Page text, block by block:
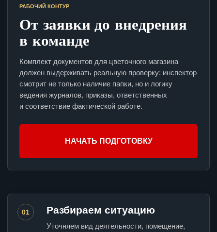
РАБОЧИЙ КОНТУР
От заявки до внедрения
в команде
Комплект документов для цветочного магазина
должен выдерживать реальную проверку: инспектор
смотрит не только наличие папки, но и логику
ведения журналов, приказы, ответственных
и соответствие фактической работе.
НАЧАТЬ ПОДГОТОВКУ
01 Разбираем ситуацию
Уточняем вид деятельности, помещение,